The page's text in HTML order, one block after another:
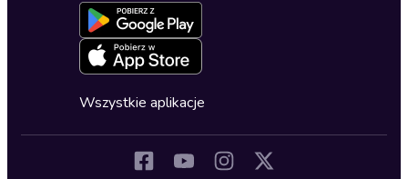
Dla młodzieży
Deklaracja dostępności
Oferta dla firm i bibliotek
Blog
Zapowiedzi
Cykle audiobooków
Wszystkie aplikacje